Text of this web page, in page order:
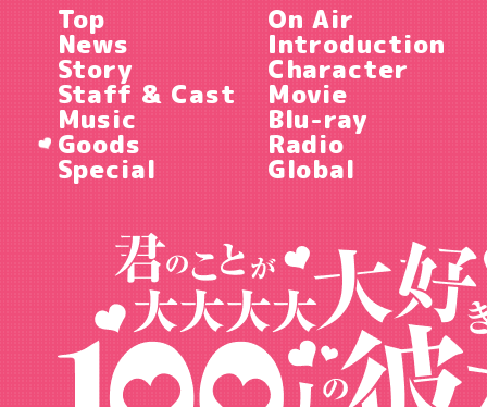
Top On Air
News Introduction
Story Character
Staff & Cast Movie
Music Blu-ray
Goods Radio
Special Global